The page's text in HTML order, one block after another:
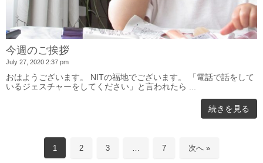
今週のご挨拶
July 27, 2020 2:37 pm
おはようございます。 NITの福地でございます。 「電話で話をして
いるジェスチャーをしてください」と言われたら ...
続きを見る
1 2 3 7 次へ »